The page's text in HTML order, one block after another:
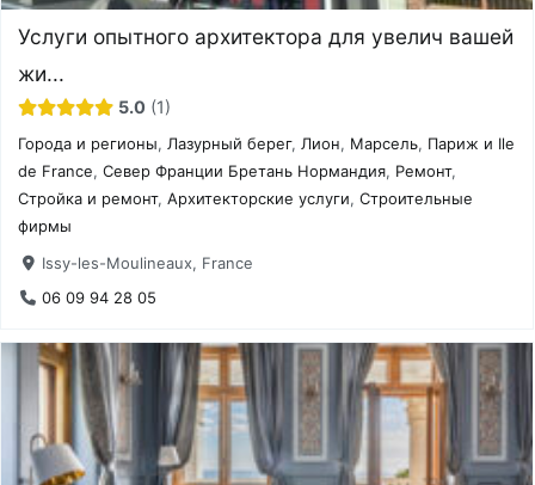
Услуги опытного архитектора для увелич вашей
жи...
5.0 1
Города и регионы,Лазурный берег,Лион, Марсель, Париж и Ile
de France,Север Франции Бретань Нормандия, Ремонт,
Стройка и ремонт,Архитекторские услуги,Строительные
фирмы
Issy-les-Moulineaux, France
06 09 94 28 05